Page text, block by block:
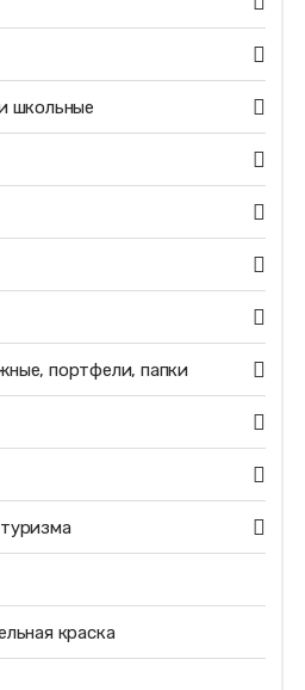
школьные
портфели, папки
краска